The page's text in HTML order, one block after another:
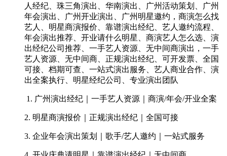
人经纪、珠三角演出、华南演出、广州活动策划、广州
年会演出、广州开业演出、广州明星邀约，商演怎么找
艺人、明星商演报价、靠谱演出经纪、艺人邀约流程、
年会演出推荐、开业请什么明星、商演艺人怎么选、演
出经纪公司推荐、一手艺人资源、无中间商演出，一手
艺人资源、无中间商、正规演出经纪、可开发票、全国
可接、档期可查、一站式演出服务、艺人商业合作、演
出全案执行、明星经纪公司、专业演出团队
1. 广州演出经纪｜一手艺人资源｜商演/年会/开业全案
2. 明星商演报价｜正规演出经纪｜全国可接
3. 企业年会演出策划｜歌手/艺人邀约｜一站式服务